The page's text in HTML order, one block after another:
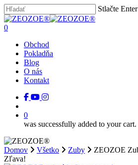
Skip
to
main
Stlačte
Close
Search
search
0
Obchod
Pokladňa
Blog
O nás
Kontakt
facebook
youtubeinstagram
tiktok
0
was successfully added to your cart.
Domov Všetko Zuby
ZEOZOE
Zľava!